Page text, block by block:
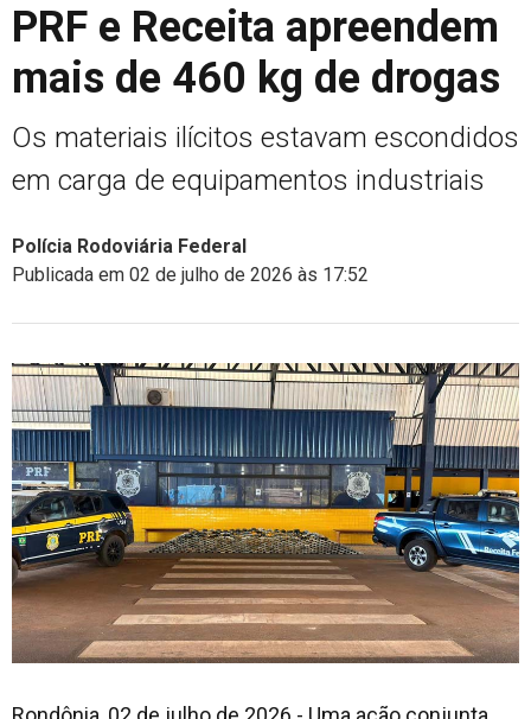
PRF e Receita apreendem
mais de 460 kg de drogas
Os materiais ilícitos estavam escondidos
em carga de equipamentos industriais
Polícia Rodoviária Federal
Publicada em 02 de julho de 2026 às 17:52